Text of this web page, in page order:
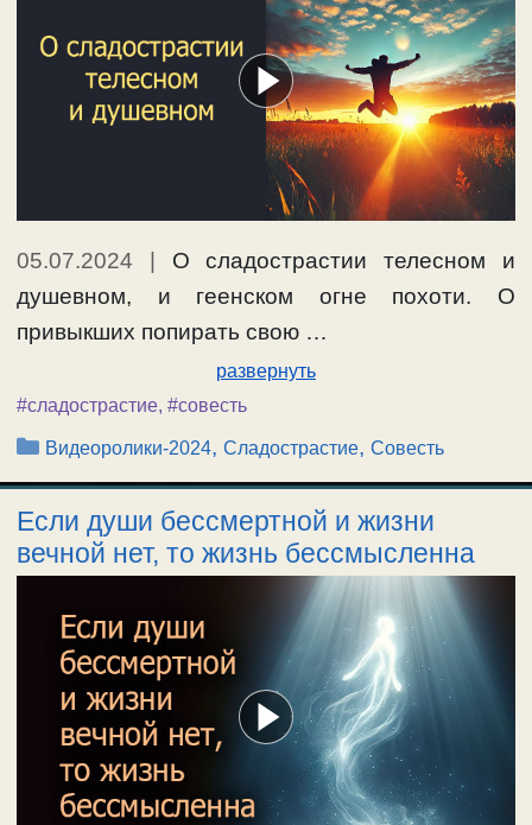
05.07.2024 | О сладострастии телесном и
душевном, и геенском огне похоти. О
привыкших попирать свою …
развернуть
#сладострастие, #совесть
Рубрики
Видеоролики-2024,Сладострастие,Совесть
Если души бессмертной и жизни
вечной нет, то жизнь бессмысленна